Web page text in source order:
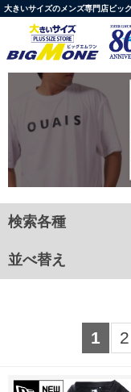
大きいサイズのメンズ専門店ビッ
検索各種
並べ替え
1 2